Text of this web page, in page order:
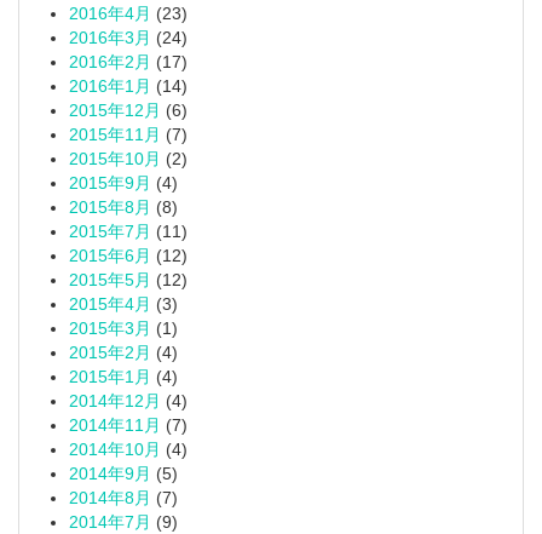
2016年4月 (23)
2016年3月 (24)
2016年2月 (17)
2016年1月 (14)
2015年12月 (6)
2015年11月 (7)
2015年10月 (2)
2015年9月 (4)
2015年8月 (8)
2015年7月 (11)
2015年6月 (12)
2015年5月 (12)
2015年4月 (3)
2015年3月 (1)
2015年2月 (4)
2015年1月 (4)
2014年12月 (4)
2014年11月 (7)
2014年10月 (4)
2014年9月 (5)
2014年8月 (7)
2014年7月 (9)